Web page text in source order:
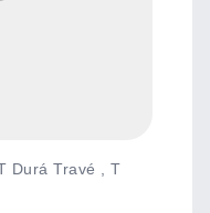
Durá Travé , T